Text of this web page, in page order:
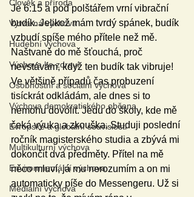
Člověk a příroda
Výtvarná výchova
Hudební výchova
Výchova ke zdraví
Osobnostní a sociální výchova
Výchova demokratického občana
Evropské a globální souvislosti
Multikulturní výchova
Environmentální výchova
Mediální výchova
Je 6:15 a pod polštářem vrní vibrační
budík. Jelikož mám tvrdý spánek, budík
vzbudí spíše mého přítele než mě.
Naštvaně do mě šťouchá, proč
nevstávám, když ten budík tak vibruje!
Ve většině případů čas probuzení
tisíckrát odkládám, ale dnes si to
nemohu dovolit. Jedu do školy, kde mě
čeká výuka a zkouška. Studuji poslední
ročník magisterského studia a zbývá mi
dokončit dva předměty. Přítel na mě
něco mluví, já mu nerozumím a on mi
automaticky píše do Messengeru. Už si